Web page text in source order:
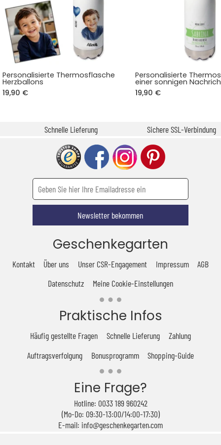
Personalisierte Thermosflasche
Herzballons
19,90 €
Personalisierte
einer sonnigen
19,90 €
Schnelle Lieferung Sichere SSL-Verbindung
Newsletter bekommen
Geschenkegarten
Kontakt Über uns Unser CSR-Engagement Impressum
AGB
Datenschutz
Meine Cookie-Einstellungen
Praktische Infos
Häufig gestellte Fragen Schnelle Lieferung
Zahlung
Auftragsverfolgung
Bonusprogramm Shopping-Guide
Eine Frage?
Hotline: 0033 189 960242
(Mo-Do: 09:30-13:00/14:00-17:30)
E-mail: info@geschenkegarten.com